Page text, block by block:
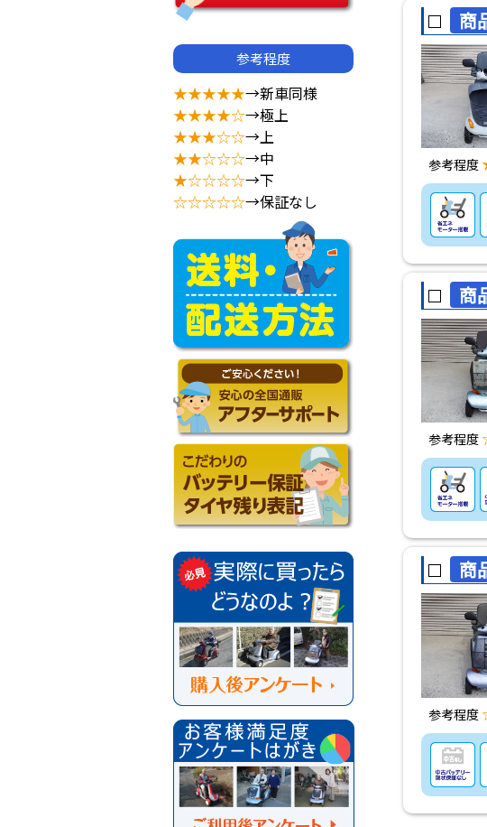
商
参考程度
商
参考程度
商
参考程度
参考程度
★★★★★→新車同様
★★★★☆→極上
★★★☆☆→上
★★☆☆☆→中
★☆☆☆☆→下
☆☆☆☆☆→保証なし